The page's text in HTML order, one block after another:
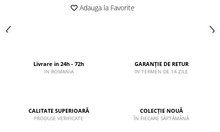
Adauga la Favorite
Livrare in 24h - 72h
IN ROMANIA
GARANȚIE DE RETUR
IN TERMEN DE 14 ZILE
CALITATE SUPERIOARĂ
PRODUSE VERIFICATE
COLECȚIE NOUĂ
ÎN FIECARE SĂPTĂMÂNĂ